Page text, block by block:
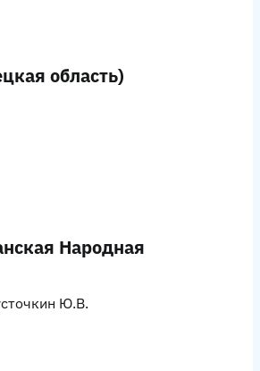
область)
Народная
Ю.В.